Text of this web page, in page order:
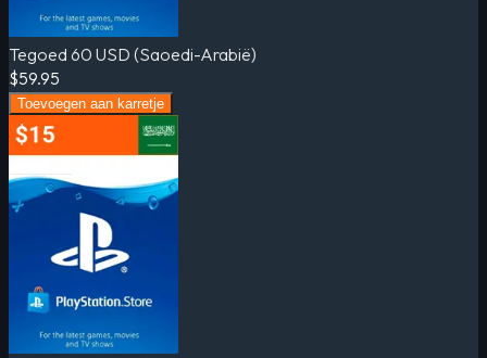
Tegoed 60 USD (Saoedi-Arabië)
$59.95
Toevoegen aan karretje